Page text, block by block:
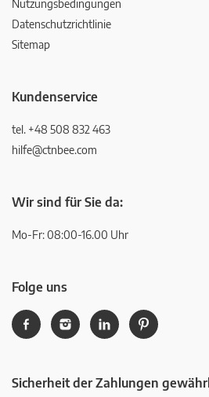
Nutzungsbedingungen
Datenschutzrichtlinie
Sitemap
Kundenservice
tel. +48 508 832 463
hilfe@ctnbee.com
Wir sind für Sie da:
Mo-Fr: 08:00-16.00 Uhr
Folge uns
Sicherheit der Zahlungen